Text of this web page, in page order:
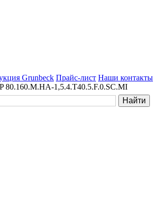
Grunbeck Прайс-лист Наши контакты
80.160.M.HA-1,5.4.T40.5.F.0.SC.MI